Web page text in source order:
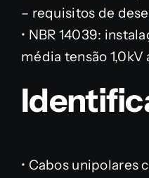
– requisitos de
• NBR 14039:
média tensão 1,0kV
• Cabos unipolares